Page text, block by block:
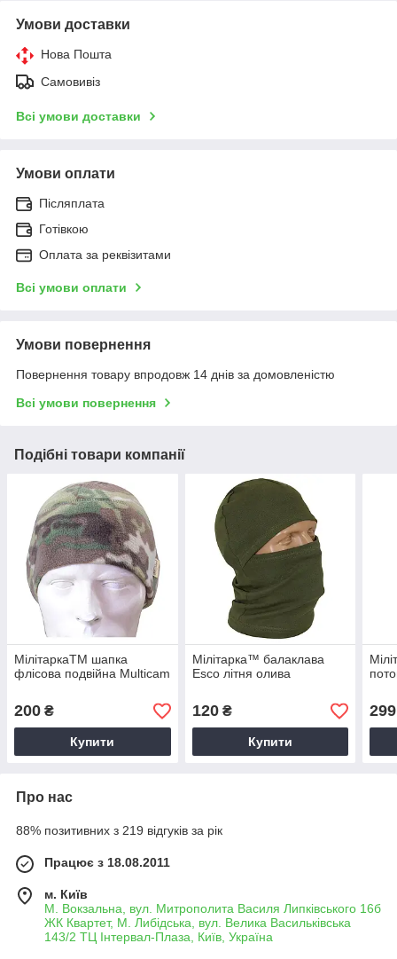
Умови доставки
Нова Пошта
Самовивіз
Всі умови доставки
Умови оплати
Післяплата
Готівкою
Оплата за реквізитами
Всі умови оплати
Умови повернення
Повернення товару впродовж 14 днів за домовленістю
Всі умови повернення
Подібні товари компанії
МілітаркаTM шапка
флісова подвійна Multicam
200 ₴
Купити
Мілітарка™ балаклава
Esco літня олива
120₴
Купити
299
Про нас
88% позитивних з 219 відгуків за рік
Працює з 18.08.2011
м. Київ
М. Вокзальна, вул. Митрополита Василя Липківського 16б
ЖК Квартет, М. Либідська, вул. Велика Васильківська
143/2 ТЦ Інтервал-Плаза, Київ, Україна